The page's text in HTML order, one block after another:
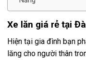
Xe lăn giá rẻ tại
Hiện tại gia đình bạn
lăng cho người thân